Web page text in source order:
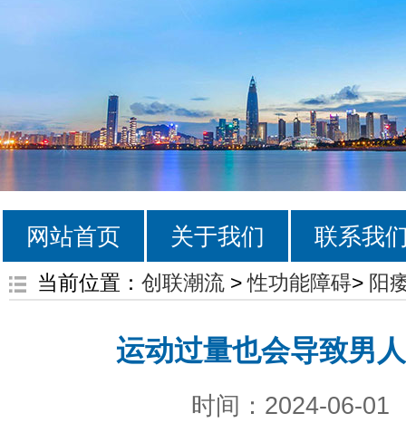
网站首页 关于我们 联系我
当前位置： 创联潮流>性功能障碍> 阳
运动过量也会导致男
时间：2024-06-01